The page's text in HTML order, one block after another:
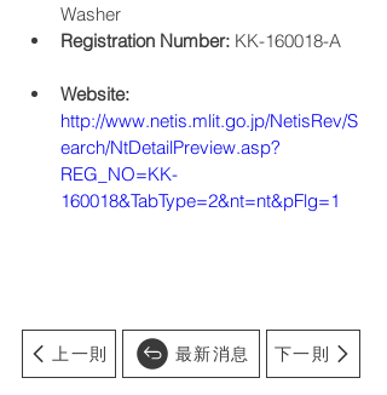
Washer
Registration Number: KK-160018-A
Website:
http://www.netis.mlit.go.jp/NetisRev/S
earch/NtDetailPreview.asp?
REG_NO=KK-
160018&TabType=2&nt=nt&pFlg=1
上一則 最新消息 下一則